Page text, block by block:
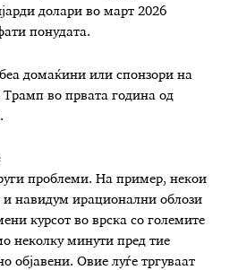
долари во март 2026
понудата.
домаќини или спонзори на
во првата година од
проблеми. На пример, некои
и навидум ирационални облози
курсот во врска со големите
неколку минути пред тие
објавени. Овие луѓе тргуваат